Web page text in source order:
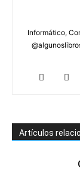
Informático,
Artículos